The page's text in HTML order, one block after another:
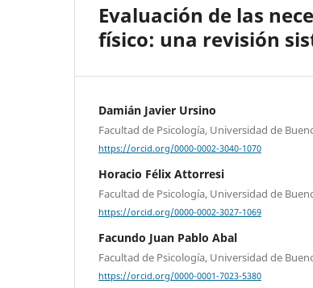
Evaluación de las
físico: una revisión
Damián Javier Ursino
Facultad de Psicología, Universidad de
https://orcid.org/0000-0002-3040-1070
Horacio Félix Attorresi
Facultad de Psicología, Universidad de
https://orcid.org/0000-0002-3027-1069
Facundo Juan Pablo Abal
Facultad de Psicología, Universidad de
https://orcid.org/0000-0001-7023-5380